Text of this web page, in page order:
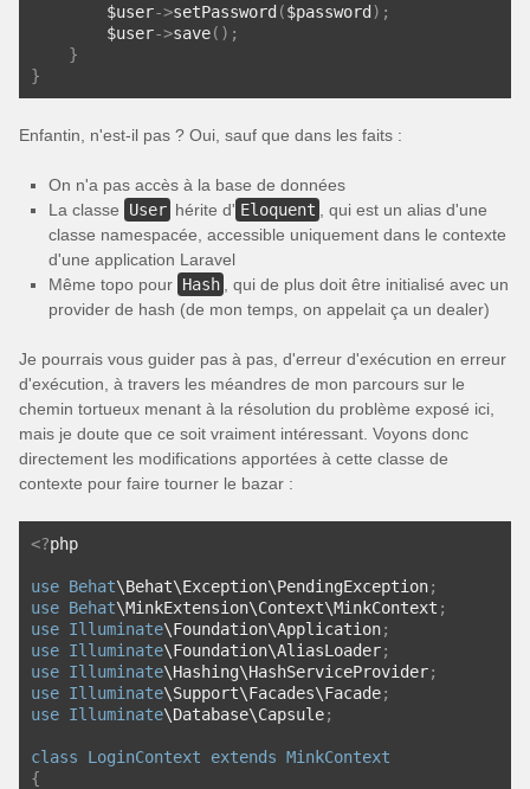
        $user
->setPassword ($password );
        $user
->save();
}
}
Enfantin, n'est-il pas ? Oui, sauf que dans les faits :
On n'a pas accès à la base de données
La classe
User hérite d' Eloquent
, qui est un alias d'une
classe namespacée, accessible uniquement dans le contexte
d'une application Laravel
Même topo pour Hash
, qui de plus doit être initialisé avec un
provider de hash (de mon temps, on appelait ça un dealer)
Je pourrais vous guider pas à pas, d'erreur d'exécution en erreur
d'exécution, à travers les méandres de mon parcours sur le
chemin tortueux menant à la résolution du problème exposé ici,
mais je doute que ce soit vraiment intéressant. Voyons donc
directement les modifications apportées à cette classe de
contexte pour faire tourner le bazar :
<?php
use Behat\Behat\Exception\PendingException;
use Behat\MinkExtension\Context\MinkContext ;
use Illuminate\Foundation\Application;
use Illuminate\Foundation\AliasLoader;
use Illuminate\Hashing\HashServiceProvider;
use Illuminate\Support\Facades\Facade;
use Illuminate\Database\Capsule;
class LoginContext extends MinkContext
{